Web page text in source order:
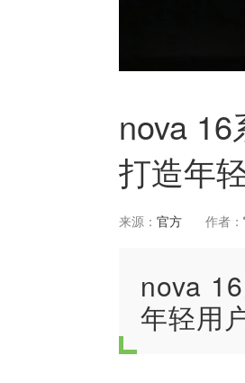
nova
打造年
来源： 官方 作者：
nova
年轻用